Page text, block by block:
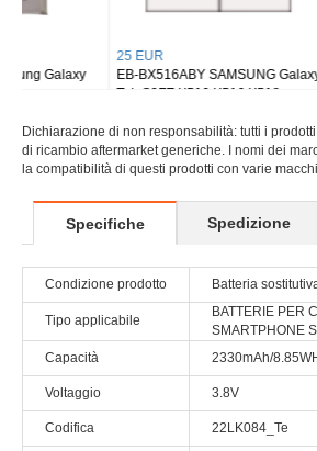
EB-BX516ABY SAMSUNG Galaxy
Tab S9FE X510 X516 X518
Pro SM-
Dichiarazione di non responsabilità: tutti i
di ricambio aftermarket generiche. I nomi dei
la compatibilità di questi prodotti con varie
Specifiche Spedizione
Condizione prodotto Batteria
Tipo applicabile
BATTERIE PER
SMARTPHONE
Capacità
2330mAh/
Voltaggio 3.8V
Codifica 22LK084_Te